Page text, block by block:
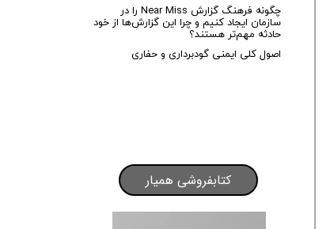
چگونه فرهنگ گزارش Near Miss را در
سازمان ایجاد کنیم و چرا این گزارش‌ها از خود
حادثه مهم‌تر هستند؟
اصول کلی ایمنی گودبرداری و حفاری
کتابفروشی همیار